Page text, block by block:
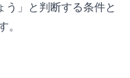
う」と判断する条件と
。